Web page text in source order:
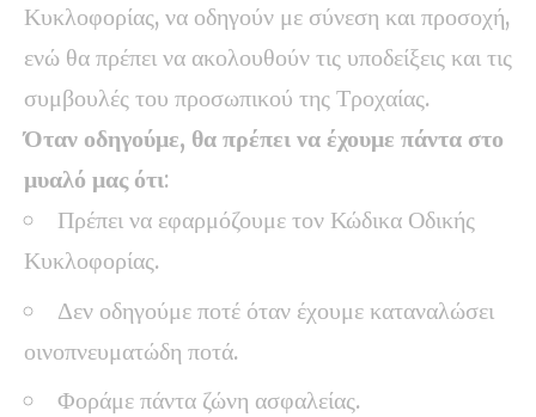
Κυκλοφορίας, να οδηγούν με σύνεση και προσοχή,
ενώ θα πρέπει να ακολουθούν τις υποδείξεις και τις
συμβουλές του προσωπικού της Τροχαίας.
Όταν οδηγούμε, θα πρέπει να έχουμε πάντα στο
μυαλό μας ότι:
Πρέπει να εφαρμόζουμε τον Κώδικα Οδικής
Κυκλοφορίας.
Δεν οδηγούμε ποτέ όταν έχουμε καταναλώσει
οινοπνευματώδη ποτά.
Φοράμε πάντα ζώνη ασφαλείας.